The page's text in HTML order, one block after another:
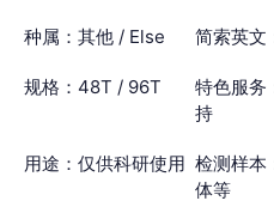
种属：其他 / Else 简索英文
规格：48T / 96T
特色服务
持
用途：仅供科研使用 检测样本
体等